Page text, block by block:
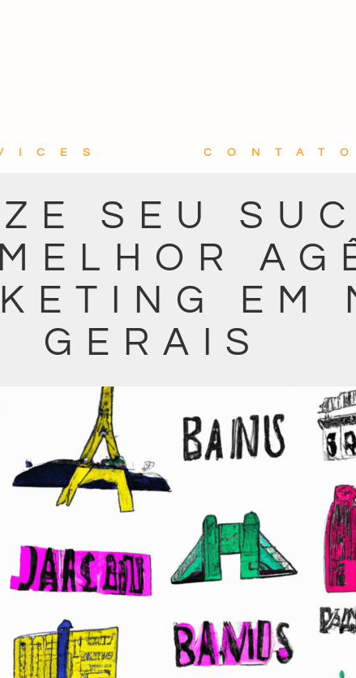
SEU
EM
GERAIS